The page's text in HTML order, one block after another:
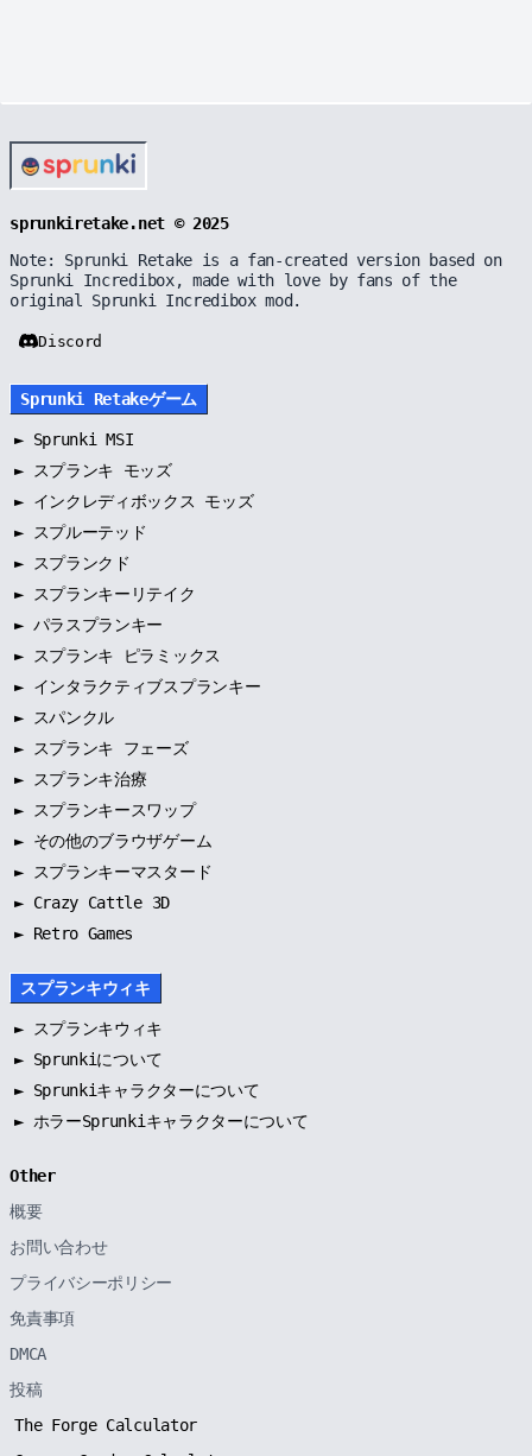
sprunkiretake.net © 2025
Note: Sprunki Retake is a fan-created version based on
Sprunki Incredibox, made with love by fans of the
original Sprunki Incredibox mod.
Discord
Sprunki Retakeゲーム
► Sprunki MSI
►
スプランキ モッズ
► インクレディボックス モッズ
►
スプルーテッド
►
スプランクド
►
スプランキーリテイク
► パラスプランキー
►
スプランキ ピラミックス
► インタラクティブスプランキー
►
スパンクル
►
スプランキ フェーズ
►
スプランキ治療
►
スプランキースワップ
► その他のブラウザゲーム
►
スプランキーマスタード
► Crazy Cattle 3D
► Retro Games
スプランキウィキ
►
スプランキウィキ
► Sprunkiについて
► Sprunkiキャラクターについて
► ホラーSprunkiキャラクターについて
Other
概要
お問い合わせ
プライバシーポリシー
免責事項
DMCA
投稿
The Forge Calculator